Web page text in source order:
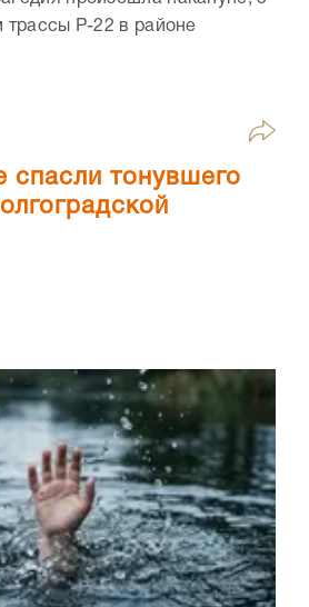
трассы Р-22 в районе
тонувшего